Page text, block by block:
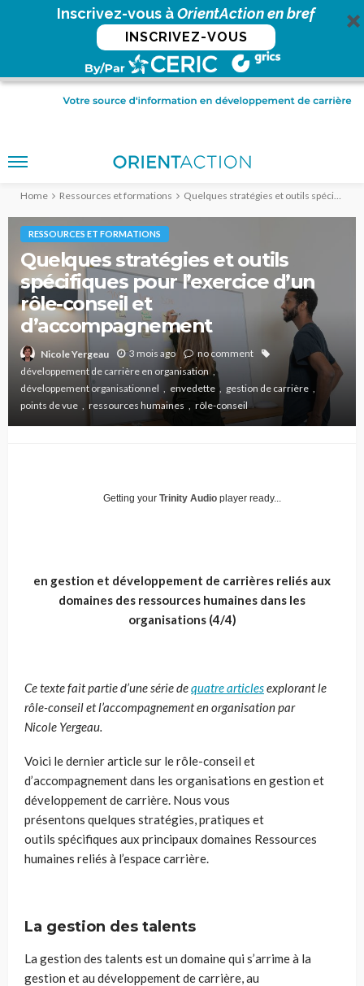
Inscrivez-vous àOrientAction en bref
INSCRIVEZ-VOUS
Home Ressources et formations Quelques stratégies et outils spécifiques pour l’exercice d’un rôle-conseil et d’accompagnement
RESSOURCES ET FORMATIONS
Quelques stratégies et outils
spécifiques pour l’exercice d’un
rôle-conseil et
d’accompagnement
Nicole Yergeau 3 mois ago
no comment
développement de carrière en organisation
développement organisationnel
envedette
gestion de carrière
points de vue
ressources humaines rôle-conseil
Getting your Trinity Audio player ready...
en gestion et développement de carrières reliés aux
domaines des ressources humaines dans les
organisations (4/4)
Ce texte fait partie d’une série dequatre articlesexplorant le
rôle-conseil et l’accompagnement en organisation par
Nicole Yergeau.
Voici le dernier article sur le rôle-conseil et
d’accompagnement dans les organisations en gestion et
développement de carrière. Nous vous
présentons quelques stratégies, pratiques et
outils spécifiques aux principaux domaines Ressources
humaines reliés à l’espace carrière.
La gestion des talents
La gestion des talents est un domaine qui s’arrime à la
gestion et au développement de carrière, au